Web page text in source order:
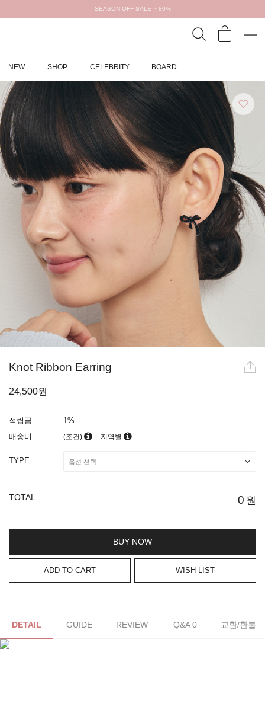
SEASON OFF SALE ~ 80%
NEW SHOP CELEBRITY BOARD
Knot Ribbon Earring
24,500원
적립금
1%
배송비
(조건) 지역별
TYPE
TOTAL 0 원
BUY NOW
ADD TO CART WISH LIST
DETAIL GUIDE REVIEW Q&A 0 교환/환불